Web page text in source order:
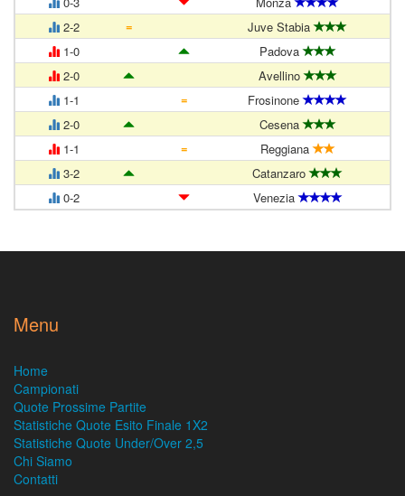
2-2
=
Juve Stabia
1-0
Padova
2-0
Avellino
1-1
=
Frosinone
2-0
Cesena
1-1
=
Reggiana
3-2
Catanzaro
0-2
Venezia
Menu
Home
Campionati
Quote Prossime Partite
Statistiche Quote Esito Finale 1X2
Statistiche Quote Under/Over 2,5
Chi Siamo
Contatti